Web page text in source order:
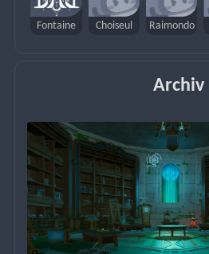
Fontaine Choiseul Raimondo
Archiv